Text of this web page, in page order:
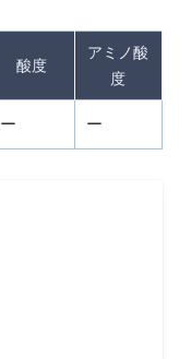
酸度
アミノ酸
度
ー ー